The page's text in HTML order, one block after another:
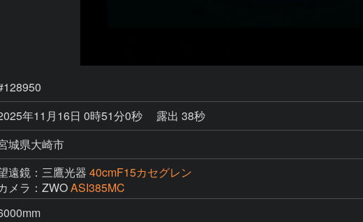
年11月16日 0時51分0秒
露出 38秒
城県大崎市
遠鏡：三鷹光器 40cmF15カセグレン
メラ：ZWOASI385MC